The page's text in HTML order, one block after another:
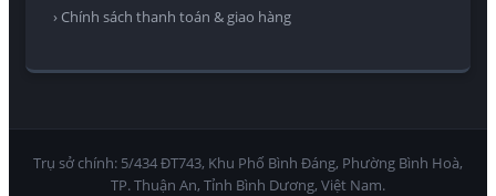
› Chính sách thanh toán & giao hàng
Trụ sở chính: 5/434 ĐT743, Khu Phố Bình Đáng, Phường Bình Hoà,
TP. Thuận An, Tỉnh Bình Dương, Việt Nam.